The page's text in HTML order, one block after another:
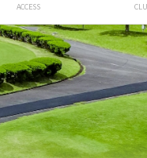
ACCESS